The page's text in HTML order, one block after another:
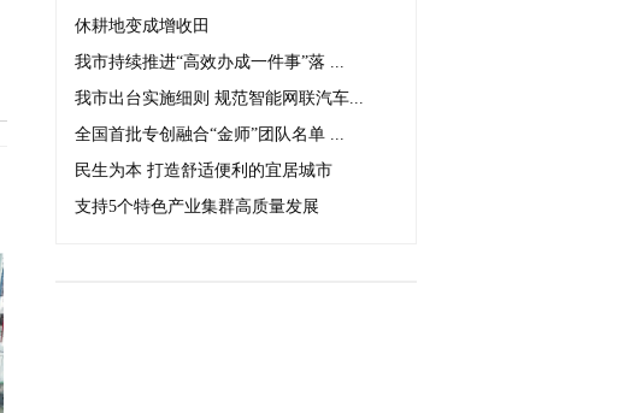
休耕地变成增收田
我市持续推进“高效办成一件事”落 ...
我市出台实施细则 规范智能网联汽车...
全国首批专创融合“金师”团队名单 ...
民生为本 打造舒适便利的宜居城市
支持5个特色产业集群高质量发展